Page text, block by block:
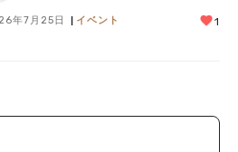
年7月25日 イベント 1